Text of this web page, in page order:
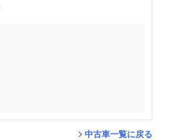
中古車一覧に戻る